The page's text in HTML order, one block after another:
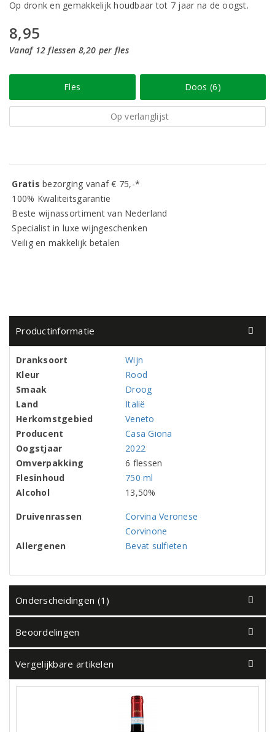
Op dronk en gemakkelijk houdbaar tot 7 jaar na de oogst.
8,95
Vanaf 12 flessen 8,20 per fles
Fles Doos (6)
Op verlanglijst
Gratisbezorging vanaf € 75,-*
100% Kwaliteitsgarantie
Beste wijnassortiment van Nederland
Specialist in luxe wijngeschenken
Veilig en makkelijk betalen
Productinformatie
Dranksoort
Wijn
Kleur
Rood
Smaak
Droog
Land
Italië
Herkomstgebied
Veneto
Producent
Casa Giona
Oogstjaar
2022
Omverpakking
6 flessen
Flesinhoud
750 ml
Alcohol
13,50%
Druivenrassen
Corvina Veronese
Corvinone
Allergenen
Bevat sulfieten
Onderscheidingen (1)
Beoordelingen
Vergelijkbare artikelen